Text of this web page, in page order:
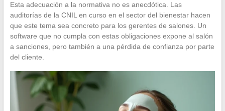
Esta adecuación a la normativa no es anecdótica. Las
auditorías de la CNIL en curso en el sector del bienestar hacen
que este tema sea concreto para los gerentes de salones. Un
software que no cumpla con estas obligaciones expone al salón
a sanciones, pero también a una pérdida de confianza por parte
del cliente.